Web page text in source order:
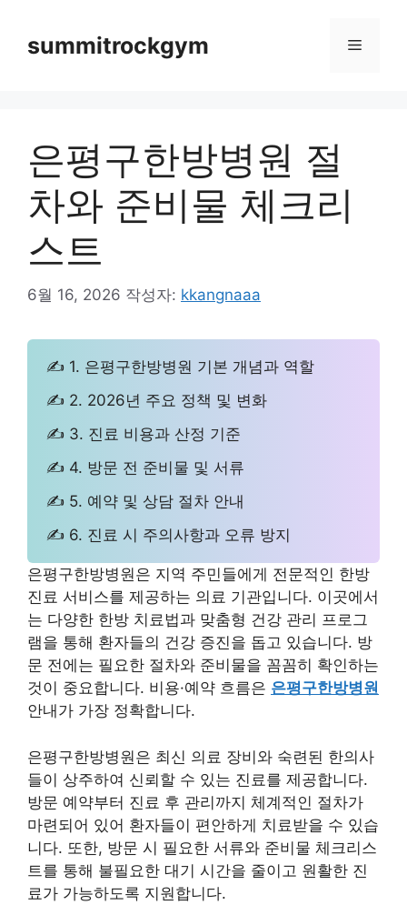
summitrockgym 메
은평구한방병원 절
차와 준비물 체크리
스트
6월 16, 2026 작성자: kkangnaaa
✍ 1. 은평구한방병원 기본 개념과 역할
✍ 2. 2026년 주요 정책 및 변화
✍ 3. 진료 비용과 산정 기준
✍ 4. 방문 전 준비물 및 서류
✍ 5. 예약 및 상담 절차 안내
✍ 6. 진료 시 주의사항과 오류 방지
은평구한방병원은 지역 주민들에게 전문적인 한방
진료 서비스를 제공하는 의료 기관입니다. 이곳에서
는 다양한 한방 치료법과 맞춤형 건강 관리 프로그
램을 통해 환자들의 건강 증진을 돕고 있습니다. 방
문 전에는 필요한 절차와 준비물을 꼼꼼히 확인하는
것이 중요합니다. 비용·예약 흐름은 은평구한방병원
안내가 가장 정확합니다.
은평구한방병원은 최신 의료 장비와 숙련된 한의사
들이 상주하여 신뢰할 수 있는 진료를 제공합니다.
방문 예약부터 진료 후 관리까지 체계적인 절차가
마련되어 있어 환자들이 편안하게 치료받을 수 있습
니다. 또한, 방문 시 필요한 서류와 준비물 체크리스
트를 통해 불필요한 대기 시간을 줄이고 원활한 진
료가 가능하도록 지원합니다.